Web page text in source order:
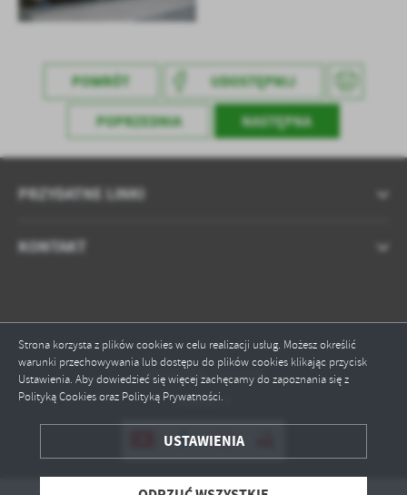
Strona korzysta z plików cookies w celu realizacji usług. Możesz określić
warunki przechowywania lub dostępu do plików cookies klikając przycisk
Ustawienia. Aby dowiedzieć się więcej zachęcamy do zapoznania się z
Polityką Cookies oraz Polityką Prywatności.
USTAWIENIA
ZAPISZ WYBRANE
ODRZUĆ WSZYSTKIE
POWRÓT UDOSTĘPNIJ
POPRZEDNIA NASTĘPNA
PRZYDATNE LINKI
KONTAKT
Odwiedzin: 1595585
Online: 8